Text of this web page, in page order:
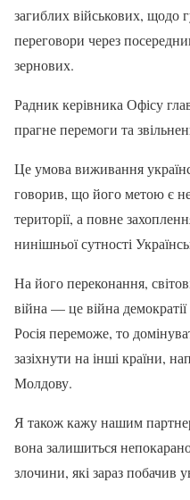
загиблих військових, щодо
переговори через
зернових.
Радник керівника Офісу
прагне перемоги та
Це умова виживання
говорив, що його метою є
території, а повне
нинішньої сутності
На його переконання,
війна — це війна
Росія переможе, то
зазіхнути на інші країни,
Молдову.
Я також кажу нашим
вона залишиться
злочини, які зараз побачив